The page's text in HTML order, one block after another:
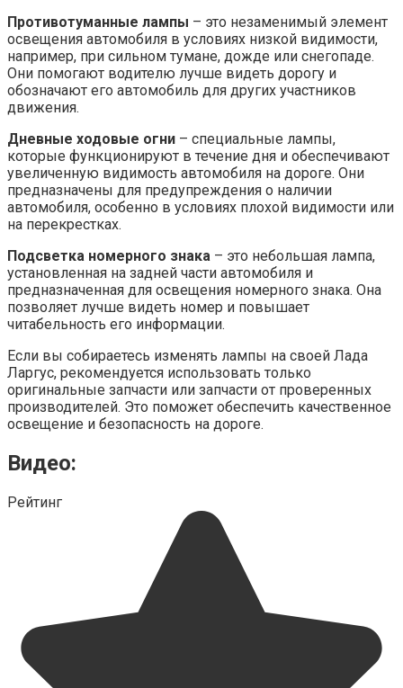
Противотуманные лампы – это незаменимый элемент
освещения автомобиля в условиях низкой видимости,
например, при сильном тумане, дожде или снегопаде.
Они помогают водителю лучше видеть дорогу и
обозначают его автомобиль для других участников
движения.
Дневные ходовые огни – специальные лампы,
которые функционируют в течение дня и обеспечивают
увеличенную видимость автомобиля на дороге. Они
предназначены для предупреждения о наличии
автомобиля, особенно в условиях плохой видимости или
на перекрестках.
Подсветка номерного знака – это небольшая лампа,
установленная на задней части автомобиля и
предназначенная для освещения номерного знака. Она
позволяет лучше видеть номер и повышает
читабельность его информации.
Если вы собираетесь изменять лампы на своей Лада
Ларгус, рекомендуется использовать только
оригинальные запчасти или запчасти от проверенных
производителей. Это поможет обеспечить качественное
освещение и безопасность на дороге.
Видео:
Рейтинг